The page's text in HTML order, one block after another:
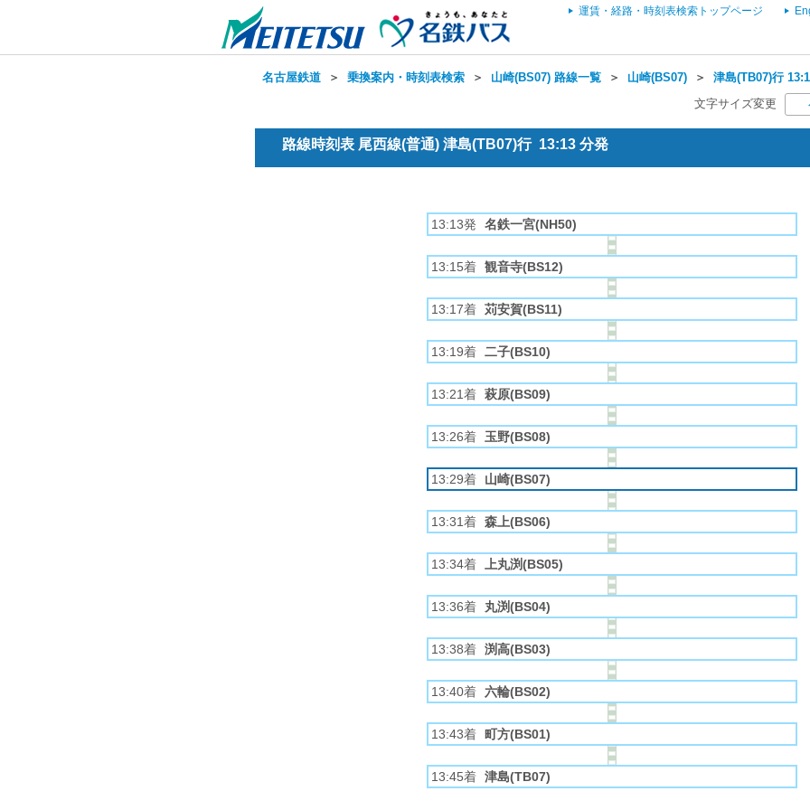
運賃・経路・時刻表検索トップページ
名古屋鉄道 ＞ 乗換案内・時刻表検索 ＞ 山崎(BS07) 路線一覧 ＞ 山崎(BS07) ＞ 津島(TB07)行
文字サイズ変更
路線時刻表 尾西線(普通) 津島(TB07)行 13:13 分発
13:13発 名鉄一宮(NH50)
13:15着 観音寺(BS12)
13:17着 苅安賀(BS11)
13:19着 二子(BS10)
13:21着 萩原(BS09)
13:26着 玉野(BS08)
13:29着 山崎(BS07)
13:31着 森上(BS06)
13:34着 上丸渕(BS05)
13:36着 丸渕(BS04)
13:38着 渕高(BS03)
13:40着 六輪(BS02)
13:43着 町方(BS01)
13:45着 津島(TB07)